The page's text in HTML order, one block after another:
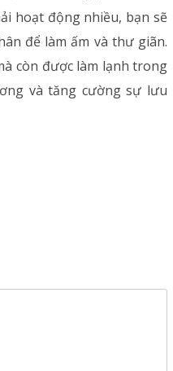
hoạt động nhiều, bạn sẽ
để làm ấm và thư giãn.
còn được làm lạnh trong
và tăng cường sự lưu